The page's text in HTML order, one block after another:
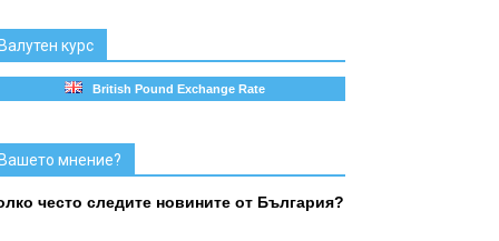
курс
British Pound Exchange Rate
мнение?
често следите новините от България?